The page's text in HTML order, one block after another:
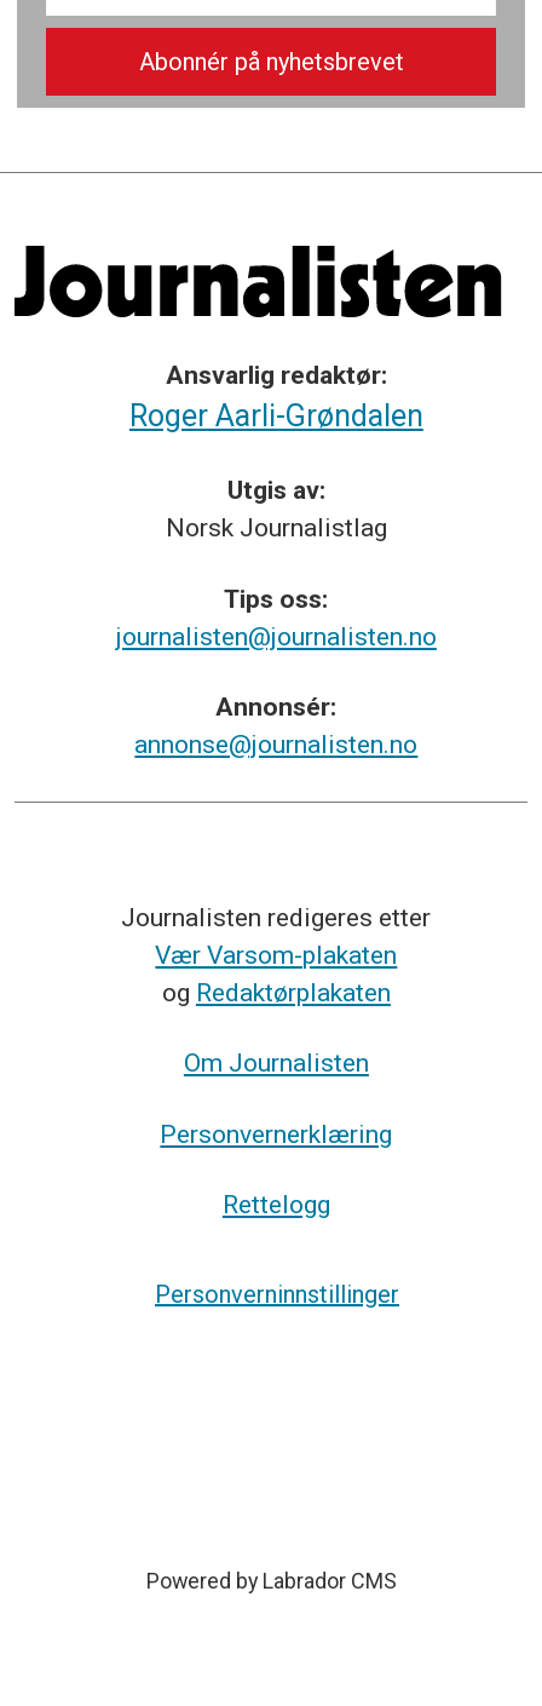
Ansvarlig redaktør:
Roger Aarli-Grøndalen
Utgis av:
Norsk Journalistlag
Tips oss:
journalisten@journalisten.no
Annonsér:
annonse@journalisten.no
Journalisten redigeres etter
Vær Varsom-plakaten
og Redaktørplakaten
Om Journalisten
Personvernerklæring
Rettelogg
Personverninnstillinger
Powered by Labrador CMS